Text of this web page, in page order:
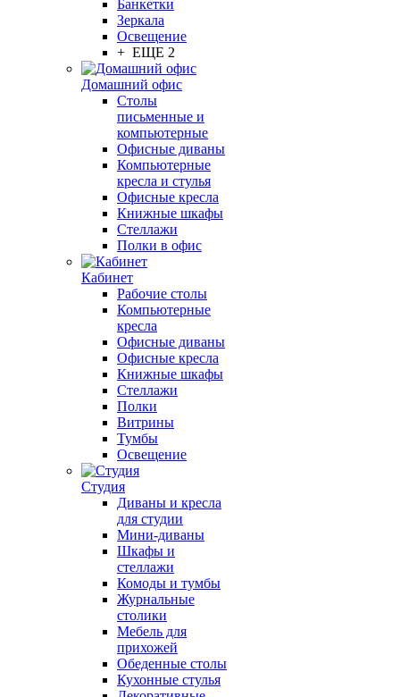
Банкетки
Зеркала
Освещение
+ ЕЩЕ 2
Домашний офис
Столы
письменные и
компьютерные
Офисные диваны
Компьютерные
кресла и стулья
Офисные кресла
Книжные шкафы
Стеллажи
Полки в офис
Кабинет
Рабочие столы
Компьютерные
кресла
Офисные диваны
Офисные кресла
Книжные шкафы
Стеллажи
Полки
Витрины
Тумбы
Освещение
Студия
Диваны и кресла
для студии
Мини-диваны
Шкафы и
стеллажи
Комоды и тумбы
Журнальные
столики
Мебель для
прихожей
Обеденные столы
Кухонные стулья